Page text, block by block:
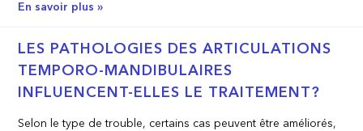
En savoir plus »
LES PATHOLOGIES DES ARTICULATIONS
TEMPORO-MANDIBULAIRES
INFLUENCENT-ELLES LE TRAITEMENT?
Selon le type de trouble, certains cas peuvent être améliorés,